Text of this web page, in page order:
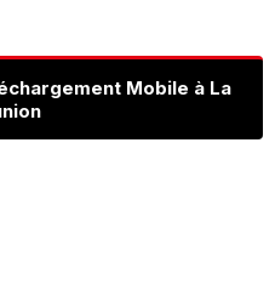
Mobile à La